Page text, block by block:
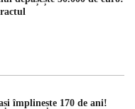
împlinește 170 de ani!